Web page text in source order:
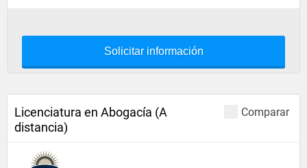
Solicitar información
Comparar
Licenciatura en Abogacía (A
distancia)